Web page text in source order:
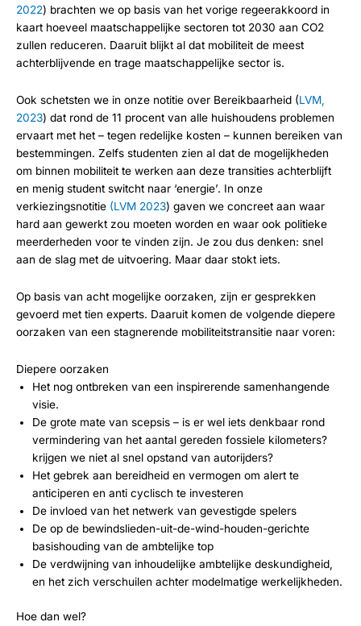
2022) brachten we op basis van het vorige regeerakkoord in
kaart hoeveel maatschappelijke sectoren tot 2030 aan CO2
zullen reduceren. Daaruit blijkt al dat mobiliteit de meest
achterblijvende en trage maatschappelijke sector is.
Ook schetsten we in onze notitie over Bereikbaarheid (LVM,
2023) dat rond de 11 procent van alle huishoudens problemen
ervaart met het – tegen redelijke kosten – kunnen bereiken van
bestemmingen. Zelfs studenten zien al dat de mogelijkheden
om binnen mobiliteit te werken aan deze transities achterblijft
en menig student switcht naar ‘energie’. In onze
verkiezingsnotitie (LVM 2023) gaven we concreet aan waar
hard aan gewerkt zou moeten worden en waar ook politieke
meerderheden voor te vinden zijn. Je zou dus denken: snel
aan de slag met de uitvoering. Maar daar stokt iets.
Op basis van acht mogelijke oorzaken, zijn er gesprekken
gevoerd met tien experts. Daaruit komen de volgende diepere
oorzaken van een stagnerende mobiliteitstransitie naar voren:
Diepere oorzaken
Het nog ontbreken van een inspirerende samenhangende
visie.
De grote mate van scepsis – is er wel iets denkbaar rond
vermindering van het aantal gereden fossiele kilometers?
krijgen we niet al snel opstand van autorijders?
Het gebrek aan bereidheid en vermogen om alert te
anticiperen en anti cyclisch te investeren
De invloed van het netwerk van gevestigde spelers
De op de bewindslieden-uit-de-wind-houden-gerichte
basishouding van de ambtelijke top
De verdwijning van inhoudelijke ambtelijke deskundigheid,
en het zich verschuilen achter modelmatige werkelijkheden.
Hoe dan wel?